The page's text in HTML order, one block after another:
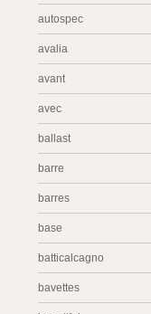
autospec
avalia
avant
avec
ballast
barre
barres
base
batticalcagno
bavettes